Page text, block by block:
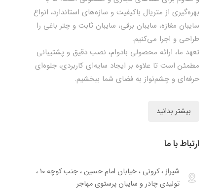
بهره‌گیری از متریال باکیفیت و سازه‌های استاندارد، انواع
سایبان مغازه، سایبان برقی، سایبان ثابت و چتر باغی را
طراحی و اجرا می‌کنیم.
تعهد ما، ارائه محصولی بادوام، نصب دقیق و پشتیبانی
مطمئن است تا علاوه بر ایجاد سایه‌ای کاربردی، جلوه‌ای
حرفه‌ای و چشم‌نواز به فضای شما ببخشیم.
بیشتر بدانید
ارتباط با ما
شیراز ، کرونی ، خیابان امام حسین ، جنب کوچه 10 ،
تولیدی چادر و سایبان پرستوی مهاجر